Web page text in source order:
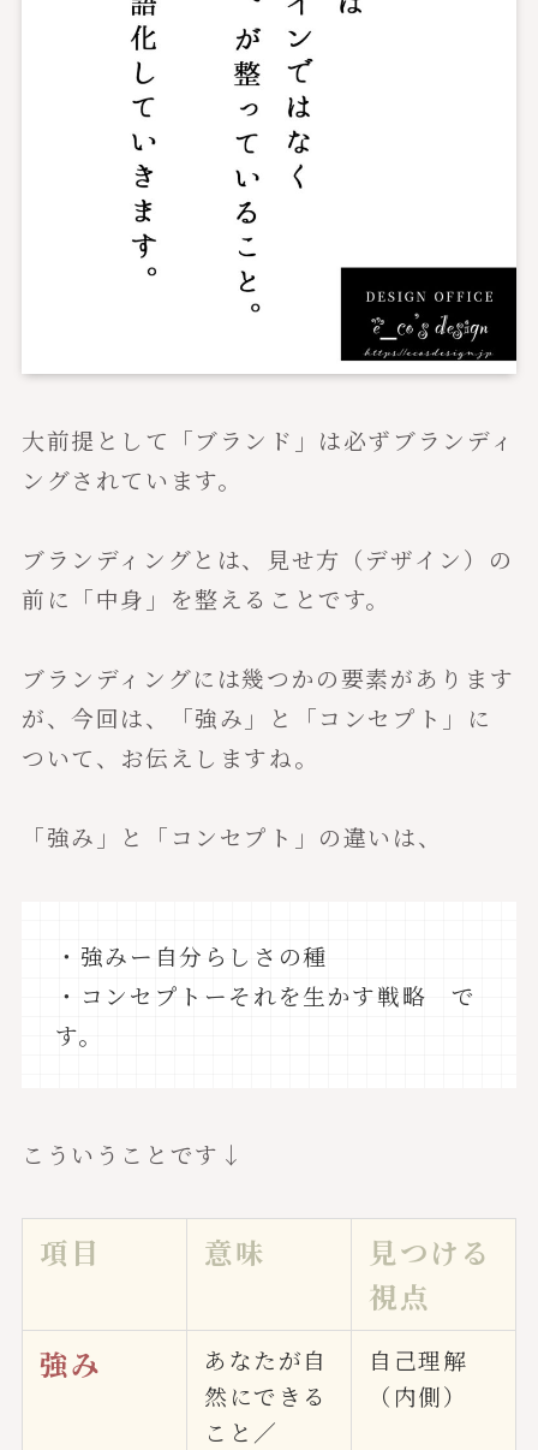
大前提として「ブランド」は必ずブランディ
ングされています。
ブランディングとは、見せ方（デザイン）の
前に「中身」を整えることです。
ブランディングには幾つかの要素があります
が、今回は、「強み」と「コンセプト」に
ついて、お伝えしますね。
「強み」と「コンセプト」の違いは、
・強みー自分らしさの種
・コンセプトーそれを生かす戦略 で
す。
こういうことです↓
項目 意味
見つける
視点
強み
あなたが自
然にできる
こと／
自己理解
（内側）